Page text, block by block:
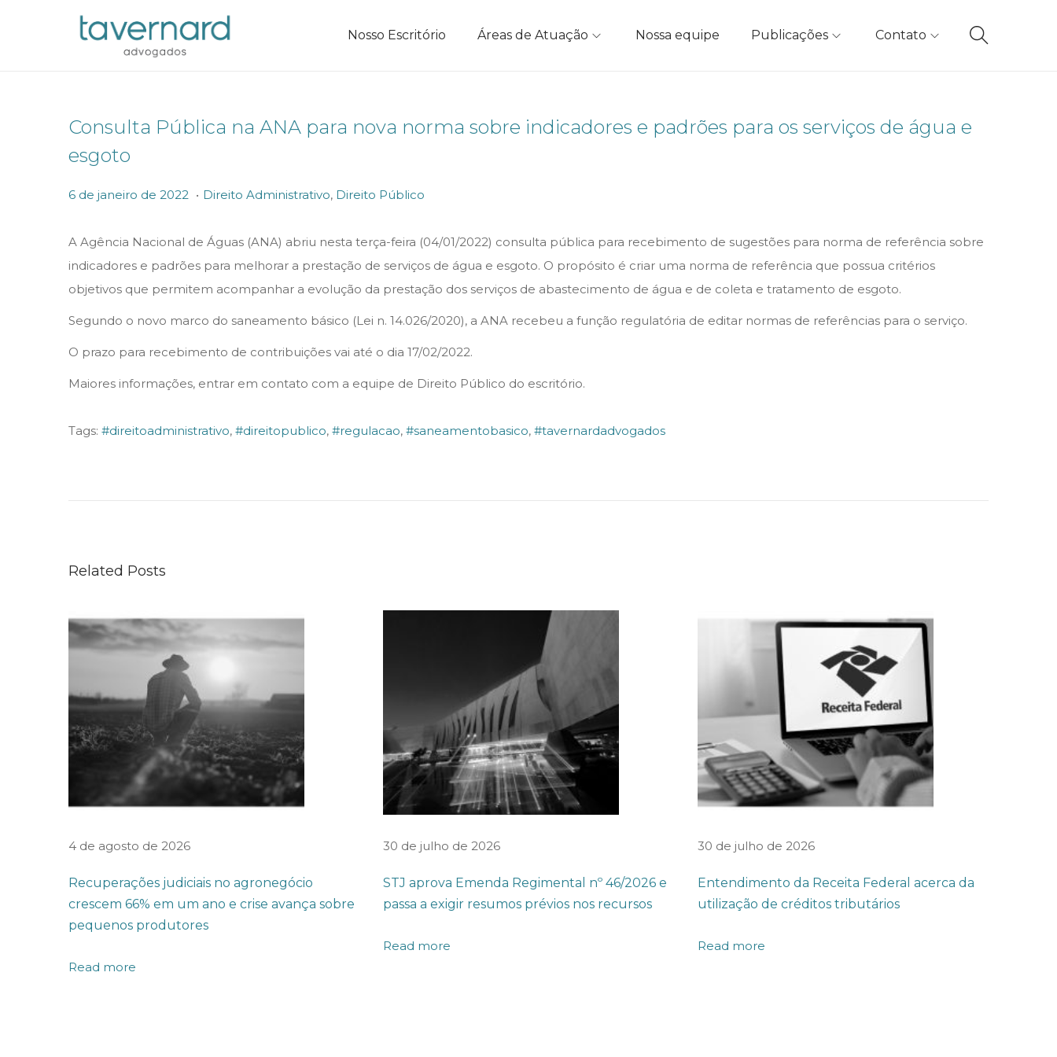
Nosso Escritório Áreas de Atuação Nossa equipe Publicações Contato
Consulta Pública na ANA para nova norma sobre indicadores e padrões para os serviços de água e
esgoto
P
s
t
e
n
6 de janeiro de 2022 6
e
j
a
i
r
d
. P
s
t
e
n
Direito Administrativo, Direito Público
A Agência Nacional de Águas (ANA) abriu nesta terça-feira (04/01/2022) consulta pública para recebimento de sugestões para norma de referência sobre
indicadores e padrões para melhorar a prestação de serviços de água e esgoto. O propósito é criar uma norma de referência que possua critérios
objetivos que permitem acompanhar a evolução da prestação dos serviços de abastecimento de água e de coleta e tratamento de esgoto.
Segundo o novo marco do saneamento básico (Lei n. 14.026/2020), a ANA recebeu a função regulatória de editar normas de referências para o serviço.
O prazo para recebimento de contribuições vai até o dia 17/02/2022.
Maiores informações, entrar em contato com a equipe de Direito Público do escritório.
Tags: #direitoadministrativo, #direitopublico, #regulacao, #saneamentobasico, #tavernardadvogados
Ç
D
R
A
B
H
É
P
I
O
E
Related Posts
4 de agosto de 2026
Recuperações judiciais no agronegócio
crescem 66% em um ano e crise avança sobre
pequenos produtores
Read more
30 de julho de 2026
STJ aprova Emenda Regimental nº 46/2026 e
passa a exigir resumos prévios nos recursos
Read more
30 de julho de 2026
Entendimento da Receita Federal acerca da
utilização de créditos tributários
Read more